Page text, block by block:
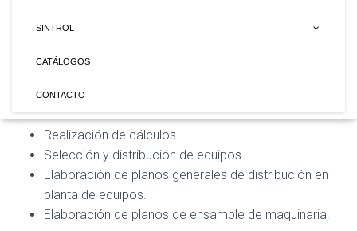
SINTROL
CATÁLOGOS
CONTACTO
soluciones.
Determinación de parámetros de diseño.
Realización de cálculos.
Selección y distribución de equipos.
Elaboración de planos generales de distribución en
planta de equipos.
Elaboración de planos de ensamble de maquinaria.